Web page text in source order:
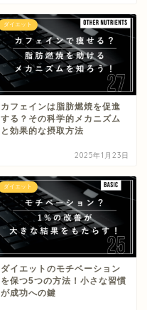
ダイエット
カフェインは脂肪燃焼を促進
する？その科学的メカニズム
と効果的な摂取方法
2025年1月23日
ダイエット
ダイエットのモチベーション
を保つ5つの方法！小さな習慣
が成功への鍵